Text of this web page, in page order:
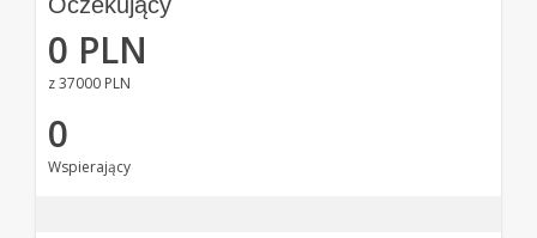
0 PLN
z 37000 PLN
0
Wspierający